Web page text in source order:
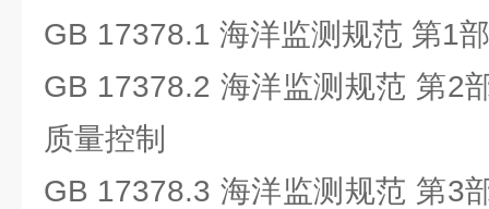
GB 17378.1 海洋监测规范 第1
GB 17378.2 海洋监测规范 第2
质量控制
GB 17378.3 海洋监测规范 第3